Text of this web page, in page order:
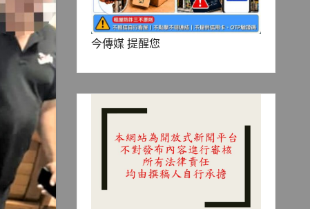
今傳媒 提醒您